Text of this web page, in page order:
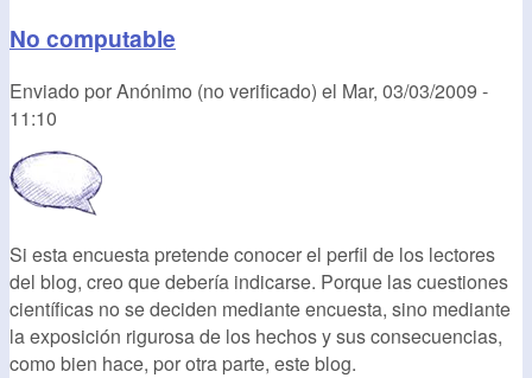
No computable
Enviado porAnónimo (no verificado) el Mar, 03/03/2009 -
11:10
Si esta encuesta pretende conocer el perfil de los lectores
del blog, creo que debería indicarse. Porque las cuestiones
científicas no se deciden mediante encuesta, sino mediante
la exposición rigurosa de los hechos y sus consecuencias,
como bien hace, por otra parte, este blog.